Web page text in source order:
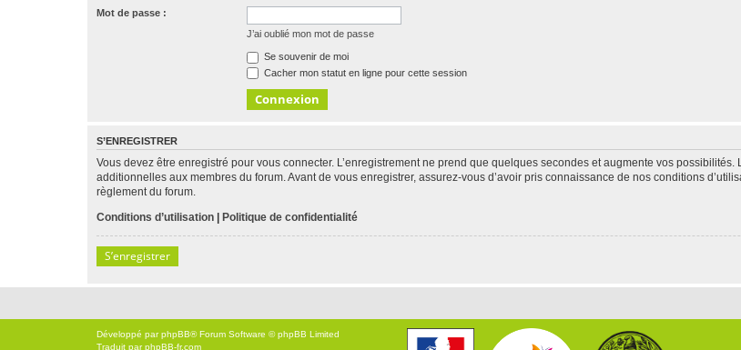
Mot de passe :
J’ai oublié mon mot de passe
Se souvenir de moi
Cacher mon statut en ligne pour cette session
S’ENREGISTRER
Vous devez être enregistré pour vous connecter. L’enregistrement ne prend que quelques secondes et augmente vos
additionnelles aux membres du forum. Avant de vous enregistrer, assurez-vous d’avoir pris connaissance de nos conditions
règlement du forum.
Conditions d’utilisation | Politique de confidentialité
S’enregistrer
Développé parphpBB® Forum Software © phpBB Limited
Traduit parphpBB-fr.com